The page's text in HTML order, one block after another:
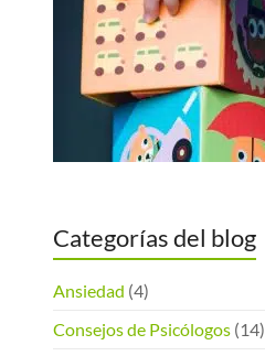
Categorías del blog
Ansiedad (4)
Consejos de Psicólogos (14)